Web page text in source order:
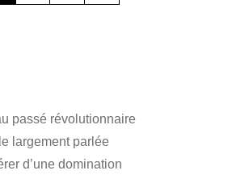
passé révolutionnaire
largement parlée
d’une domination